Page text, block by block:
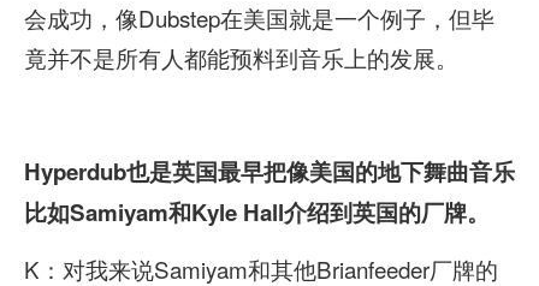
会成功，像Dubstep在美国就是一个例子，但毕
竟并不是所有人都能预料到音乐上的发展。
Hyperdub也是英国最早把像美国的地下舞曲音乐
比如Samiyam和Kyle Hall介绍到英国的厂牌。
K：对我来说Samiyam和其他Brianfeeder厂牌的